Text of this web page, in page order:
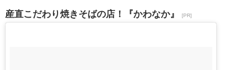
産直こだわり焼きそばの店！『かわなか』 [PR]